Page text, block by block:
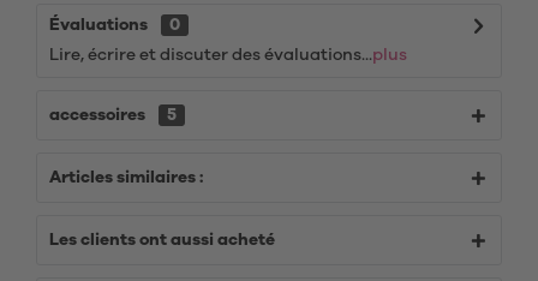
Évaluations
0
Lire, écrire et discuter des évaluations...plus
accessoires 5
Articles similaires :
Les clients ont aussi acheté